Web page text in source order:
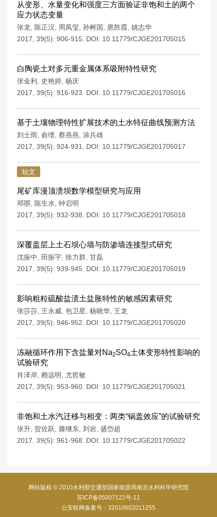
从变形、水量变化和强度三方面验证非饱和土的两个
应力状态变量
张龙 陈正汉 周凤玺 孙树国 扈胜霞 姚志华
2017, 39(5): 906-915.
DOI: 10.11779/CJGE201705015
白陶瓷土对多元重金属体系吸附特性研究
张金利 史艳婷 杨庆
2017, 39(5): 916-923.
DOI: 10.11779/CJGE201705016
基于土壤物理特性扩展技术的土水特征曲线预测方法
刘士雨 俞缙 蔡燕燕 涂兵雄
2017, 39(5): 924-931.
DOI: 10.11779/CJGE201705017
短文
尾矿库漫顶溃坝数学模型研究与应用
邓曌 陈生水 钟启明
2017, 39(5): 932-938.
DOI: 10.11779/CJGE201705018
深覆盖层上土石坝心墙与防渗墙连接型式研究
沈振中 田振宇 徐力群 甘磊
2017, 39(5): 939-945.
DOI: 10.11779/CJGE201705019
影响粗粒硫酸盐渍土盐胀特性的敏感因素研究
张莎莎 王永威 包卫星 杨晓华 王龙
2017, 39(5): 946-952.
DOI: 10.11779/CJGE201705020
冻融循环作用下含盐量对Na2SO4土体变形特性影响的
试验研究
肖泽岸 赖远明
尤哲敏
2017, 39(5): 953-960. DOI: 10.11779/CJGE201705021
非饱和土水汽迁移与相变：两类“锅盖效应”的试验研究
张升 贺佐跃 滕继东 刘岩 盛岱超
2017, 39(5): 961-968.
DOI: 10.11779/CJGE201705022
网站版权 © 2010水利部交通部国家能源局南京水利科学研究院
苏ICP备05007122号-11
公安联网备案号：32010602011255